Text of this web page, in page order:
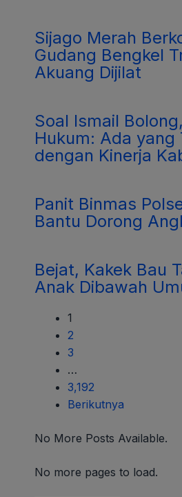
Sijago Merah
Gudang Bengkel
Akuang Dijilat
Soal Ismail
Hukum: Ada yang
dengan Kinerja
Panit Binmas
Bantu Dorong
Bejat, Kakek Bau
Anak Dibawah
1
2
3
…
3,192
Berikutnya
No More Posts Available.
No more pages to load.